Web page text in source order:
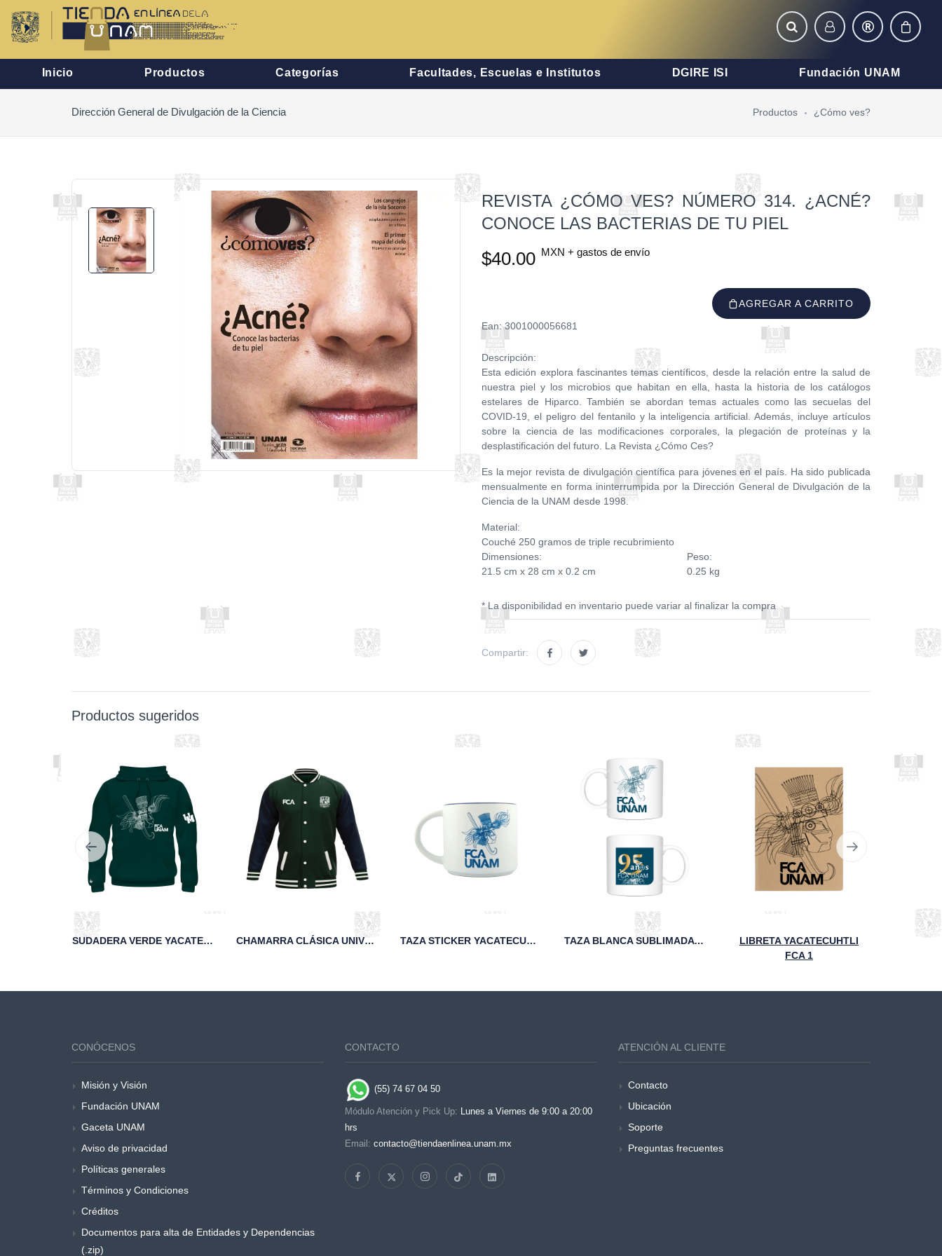
Inicio Productos Categorías Facultades, Escuelas e Institutos DGIRE ISI Fundación UNAM
Dirección General de Divulgación de la Ciencia Productos ¿Cómo ves?
REVISTA ¿CÓMO VES? NÚMERO 314. ¿ACNÉ?
CONOCE LAS BACTERIAS DE TU PIEL
$40.00 MXN + gastos de envío
AGREGAR A CARRITO
Ean: 3001000056681
Descripción:
Esta edición explora fascinantes temas científicos, desde la relación entre la salud de
nuestra piel y los microbios que habitan en ella, hasta la historia de los catálogos
estelares de Hiparco. También se abordan temas actuales como las secuelas del
COVID-19, el peligro del fentanilo y la inteligencia artificial. Además, incluye artículos
sobre la ciencia de las modificaciones corporales, la plegación de proteínas y la
desplastificación del futuro. La Revista ¿Cómo Ces?
Es la mejor revista de divulgación científica para jóvenes en el país. Ha sido publicada
mensualmente en forma ininterrumpida por la Dirección General de Divulgación de la
Ciencia de la UNAM desde 1998.
Material:
Couché 250 gramos de triple recubrimiento
Dimensiones:
21.5 cm x 28 cm x 0.2 cm
Peso:
0.25 kg
* La disponibilidad en inventario puede variar al finalizar la compra
Compartir:
Productos sugeridos
SUDADERA VERDE YACATECUHTLI FCA UNAM CHAMARRA CLÁSICA UNIVERSITARIA DE PAÑO Y PIEL MARINO FCA TAZA STICKER YACATECUHTLI 95 ANIVERSARIO FCA TAZA BLANCA SUBLIMADA FCA 95 ANIVERSARIO
LIBRETA YACATECUHTLI
FCA 1
CONÓCENOS
Misión y Visión
Fundación UNAM
Gaceta UNAM
Aviso de privacidad
Políticas generales
Términos y Condiciones
Créditos
Documentos para alta de Entidades y Dependencias
(.zip)
CONTACTO
(55) 74 67 04 50
Módulo Atención y Pick Up: Lunes a Viernes de 9:00 a 20:00
hrs
Email: contacto@tiendaenlinea.unam.mx
ATENCIÓN AL CLIENTE
Contacto
Ubicación
Soporte
Preguntas frecuentes